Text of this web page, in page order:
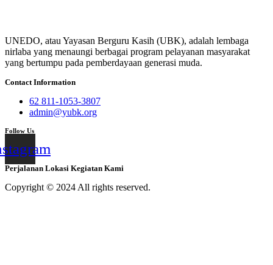
UNEDO, atau Yayasan Berguru Kasih (UBK), adalah lembaga
nirlaba yang menaungi berbagai program pelayanan masyarakat
yang bertumpu pada pemberdayaan generasi muda.
Contact Information
62 811-1053-3807
admin@yubk.org
Follow Us
Perjalanan Lokasi Kegiatan Kami
Copyright © 2024 All rights reserved.